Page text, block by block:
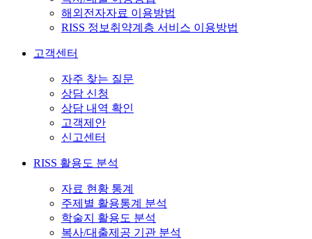
해외전자자료 이용방법
RISS 정보취약계층 서비스 이용방법
고객센터
자주 찾는 질문
상담 신청
상담 내역 확인
고객제안
신고센터
RISS 활용도 분석
자료 현황 통계
주제별 활용통계 분석
학술지 활용도 분석
복사/대출제공 기관 분석